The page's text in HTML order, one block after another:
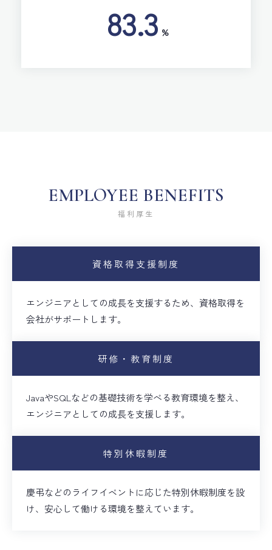
83.3 %
EMPLOYEE BENEFITS
福利厚生
資格取得支援制度
エンジニアとしての成長を支援するため、資格取得を
会社がサポートします。
研修・教育制度
JavaやSQLなどの基礎技術を学べる教育環境を整え、
エンジニアとしての成長を支援します。
特別休暇制度
慶弔などのライフイベントに応じた特別休暇制度を設
け、安心して働ける環境を整えています。